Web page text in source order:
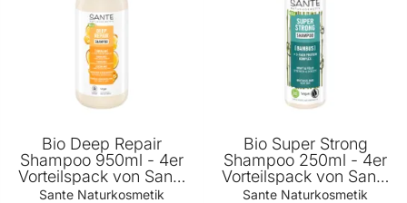
Bio Deep Repair
Shampoo 950ml - 4er
Vorteilspack von Sante
Naturkosmetik
Sante Naturkosmetik
Bio Super Strong
Shampoo 250ml - 4er
Vorteilspack von Sante
Naturkosmetik
Sante Naturkosmetik